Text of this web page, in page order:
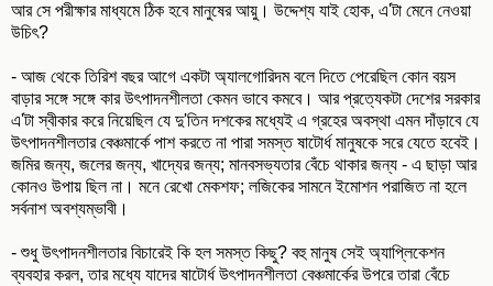
আর সে পরীক্ষার মাধ্যমে ঠিক হবে মানুষের আয়ু। উদ্দেশ্য যাই হোক, এ'টা মেনে নেওয়া
উচিৎ?
- আজ থেকে তিরিশ বছর আগে একটা অ্যালগোরিদম বলে দিতে পেরেছিল কোন বয়স
বাড়ার সঙ্গে সঙ্গে কার উৎপাদনশীলতা কেমন ভাবে কমবে। আর প্রত্যেকটা দেশের সরকার
এ'টা স্বীকার করে নিয়েছিল যে দু'তিন দশকের মধ্যেই এ গ্রহের অবস্থা এমন দাঁড়াবে যে
উৎপাদনশীলতার বেঞ্চমার্কে পাশ করতে না পারা সমস্ত ষাটোর্ধ মানুষকে সরে যেতে হবেই।
জমির জন্য, জলের জন্য, খাদ্যের জন্য; মানবসভ্যতার বেঁচে থাকার জন্য - এ ছাড়া আর
কোনও উপায় ছিল না। মনে রেখো মেকশফ; লজিকের সামনে ইমোশন পরাজিত না হলে
সর্বনাশ অবশ্যম্ভাবী।
- শুধু উৎপাদনশীলতার বিচারেই কি হল সমস্ত কিছু? বহু মানুষ সেই অ্যাপ্লিকেশন
ব্যবহার করল, তার মধ্যে যাদের ষাটোর্ধ উৎপাদনশীলতা বেঞ্চমার্কের উপরে তারা বেঁচে